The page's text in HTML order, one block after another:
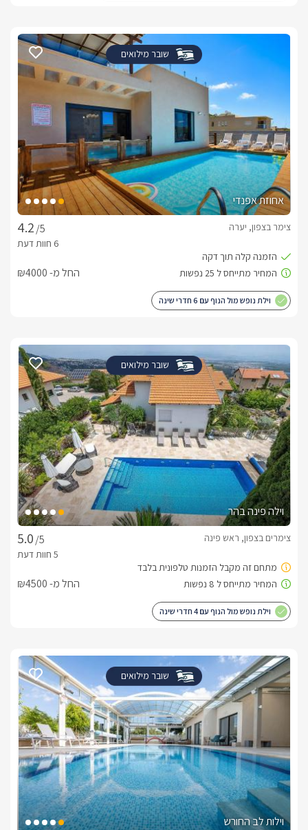
שובר מילואים
אחוזת אפנדי
/5
צימר בצפון, יערה
החל מ- ₪4000
וילת נופש מול הנוף עם 6 חדרי שינה
שובר מילואים
וילה פינה בהר
/5
צימרים בצפון, ראש פינה
החל מ- ₪4500
וילת נופש מול הנוף עם 4 חדרי שינה
שובר מילואים
וילות לב החורש